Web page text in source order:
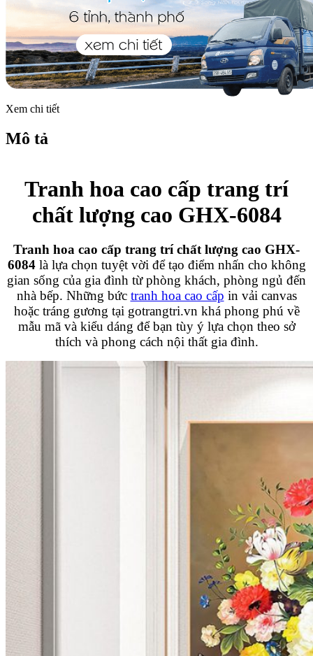
Xem chi tiết
Mô tả
Tranh hoa cao cấp trang trí
chất lượng cao GHX-6084
Tranh hoa cao cấp trang trí chất lượng cao GHX-
6084là lựa chọn tuyệt vời để tạo điểm nhấn cho không
gian sống của gia đình từ phòng khách, phòng ngủ đến
nhà bếp. Những bức tranh hoa cao cấp in vải canvas
hoặc tráng gương tại gotrangtri.vn khá phong phú về
mẫu mã và kiểu dáng để bạn tùy ý lựa chọn theo sở
thích và phong cách nội thất gia đình.